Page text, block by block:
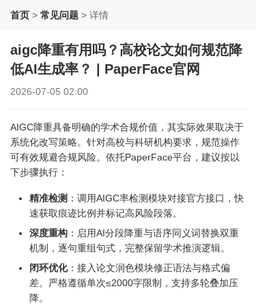
首页 > 常见问题 > 详情
aigc降重有用吗？高校论文如何规范降
低AI生成率？ | PaperFace官网
2026-07-05 02:00
AIGC降重具备明确的学术合规价值，其实际效果取决于
系统化改写策略。针对高校与科研机构要求，规范操作
可有效规避合规风险。依托PaperFace平台，建议按以
下步骤执行：
精准检测 ：调用AIGC率检测模块对接官方接口，快
速获取痕迹比例并标记高风险段落。
深度重构 ：启用AI分段降重与语序同义词替换双重
机制，逐句重组句式，完整保留学术推演逻辑。
闭环优化：接入论文润色模块修正语法与格式偏
差。严格遵循单次≤2000字限制，支持多轮叠加压
降。